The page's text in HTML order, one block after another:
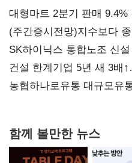
대형마트 2분기 판매
(주간증시전망)지수보다
SK하이닉스 통합노조 신
불만 확산
건설 한계기업 5년 새 3배
확대
농협하나로유통 대규모유
함께 볼만한 뉴스